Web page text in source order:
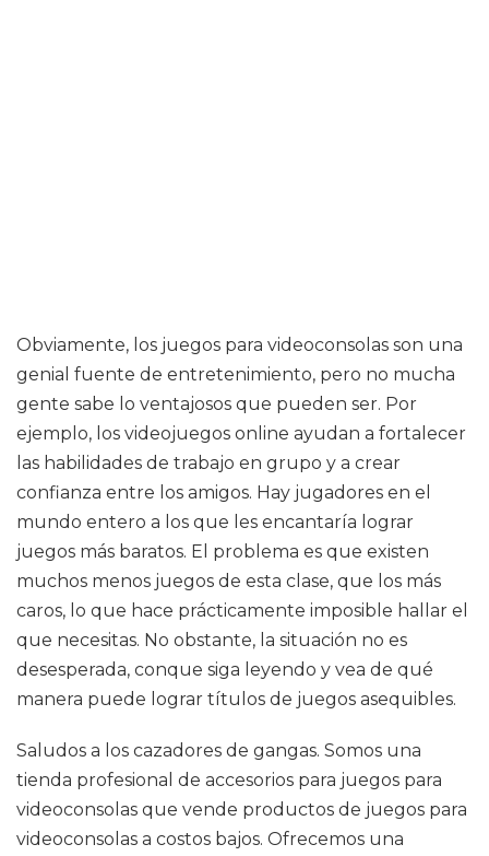
Obviamente, los juegos para videoconsolas son una
genial fuente de entretenimiento, pero no mucha
gente sabe lo ventajosos que pueden ser. Por
ejemplo, los videojuegos online ayudan a fortalecer
las habilidades de trabajo en grupo y a crear
confianza entre los amigos. Hay jugadores en el
mundo entero a los que les encantaría lograr
juegos más baratos. El problema es que existen
muchos menos juegos de esta clase, que los más
caros, lo que hace prácticamente imposible hallar el
que necesitas. No obstante, la situación no es
desesperada, conque siga leyendo y vea de qué
manera puede lograr títulos de juegos asequibles.
Saludos a los cazadores de gangas. Somos una
tienda profesional de accesorios para juegos para
videoconsolas que vende productos de juegos para
videoconsolas a costos bajos. Ofrecemos una